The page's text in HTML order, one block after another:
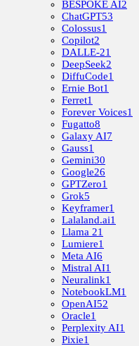
BESPOKE AI2
ChatGPT53
Colossus1
Copilot2
DALLE-21
DeepSeek2
DiffuCode1
Ernie Bot1
Ferret1
Forever Voices1
Fugatto8
Galaxy AI7
Gauss1
Gemini30
Google26
GPTZero1
Grok5
Keyframer1
Lalaland.ai1
Llama 21
Lumiere1
Meta AI6
Mistral AI1
Neuralink1
NotebookLM1
OpenAI52
Oracle1
Perplexity AI1
Pixie1